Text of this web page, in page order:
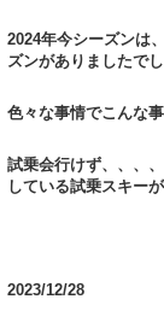
2024年今シーズンは
ズンがありましたで
色々な事情でこんな
試乗会行けず、、、
している試乗スキーが
2023/12/28